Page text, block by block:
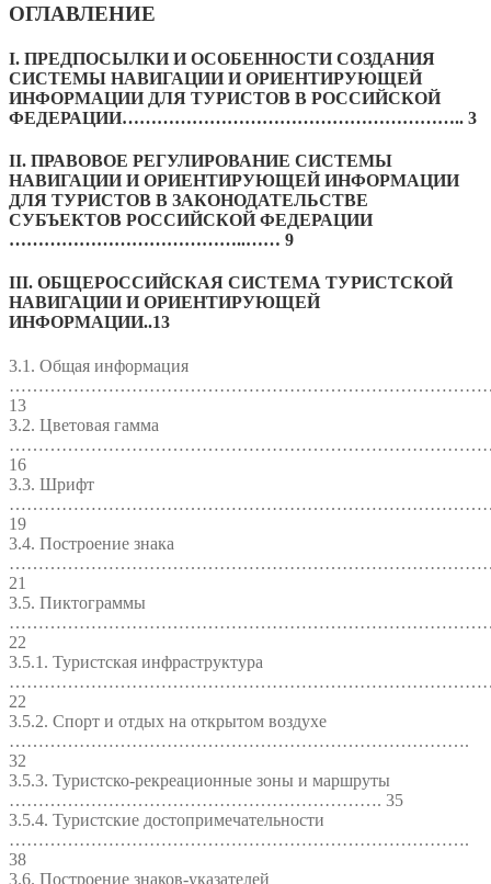
ОГЛАВЛЕНИЕ
I. ПРЕДПОСЫЛКИ И ОСОБЕННОСТИ СОЗДАНИЯ
СИСТЕМЫ НАВИГАЦИИ И ОРИЕНТИРУЮЩЕЙ
ИНФОРМАЦИИ ДЛЯ ТУРИСТОВ В РОССИЙСКОЙ
ФЕДЕРАЦИИ………………………………………………….. 3
II. ПРАВОВОЕ РЕГУЛИРОВАНИЕ СИСТЕМЫ
НАВИГАЦИИ И ОРИЕНТИРУЮЩЕЙ ИНФОРМАЦИИ
ДЛЯ ТУРИСТОВ В ЗАКОНОДАТЕЛЬСТВЕ
СУБЪЕКТОВ РОССИЙСКОЙ ФЕДЕРАЦИИ
…………………………………..…… 9
III. ОБЩЕРОССИЙСКАЯ СИСТЕМА ТУРИСТСКОЙ
НАВИГАЦИИ И ОРИЕНТИРУЮЩЕЙ
ИНФОРМАЦИИ..13
3.1. Общая информация
13
3.2. Цветовая гамма
16
3.3. Шрифт
19
3.4. Построение знака
21
3.5. Пиктограммы
22
3.5.1. Туристская инфраструктура
22
3.5.2. Спорт и отдых на открытом воздухе
…………………………………………………………………….
32
3.5.3. Туристско-рекреационные зоны и маршруты
………………………………………………………. 35
3.5.4. Туристские достопримечательности
…………………………………………………………………….
38
3.6. Построение знаков-указателей